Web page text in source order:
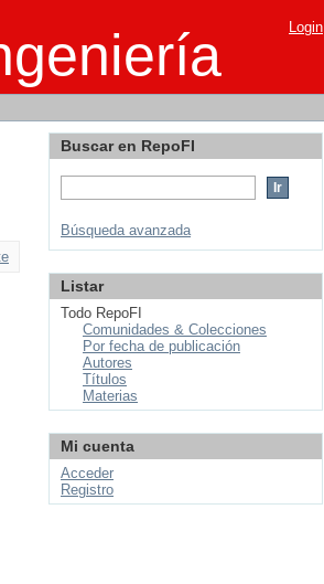
Login
Buscar en RepoFI
Búsqueda avanzada
Listar
Todo RepoFI
Comunidades & Colecciones
Por fecha de publicación
Autores
Títulos
Materias
Mi cuenta
Acceder
Registro